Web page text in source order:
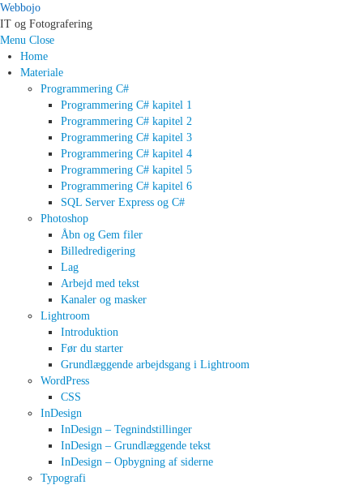
Webbojo
IT og Fotografering
Menu Close
Home
Materiale
Programmering C#
Programmering C# kapitel 1
Programmering C# kapitel 2
Programmering C# kapitel 3
Programmering C# kapitel 4
Programmering C# kapitel 5
Programmering C# kapitel 6
SQL Server Express og C#
Photoshop
Åbn og Gem filer
Billedredigering
Lag
Arbejd med tekst
Kanaler og masker
Lightroom
Introduktion
Før du starter
Grundlæggende arbejdsgang i Lightroom
WordPress
CSS
InDesign
InDesign – Tegnindstillinger
InDesign – Grundlæggende tekst
InDesign – Opbygning af siderne
Typografi